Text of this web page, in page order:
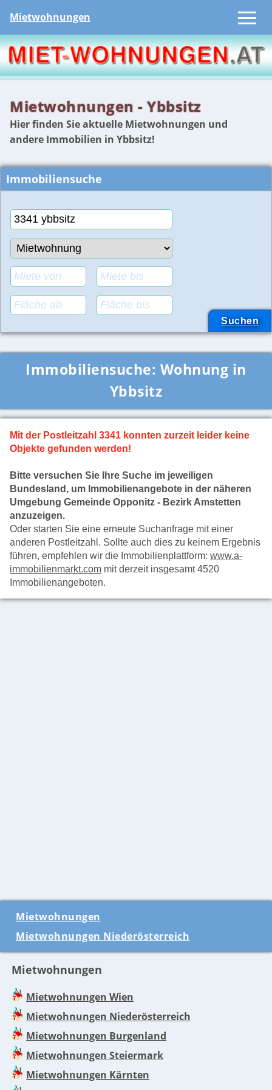
Mietwohnungen
Mietwohnungen - Ybbsitz
Hier finden Sie aktuelle Mietwohnungen und
andere Immobilien in Ybbsitz!
Immobiliensuche
Immobiliensuche: Wohnung in
Ybbsitz
Mit der Postleitzahl 3341 konnten zurzeit leider keine
Objekte gefunden werden!
Bitte versuchen Sie Ihre Suche im jeweiligen
Bundesland, um Immobilienangebote in der näheren
Umgebung Gemeinde Opponitz - Bezirk Amstetten
anzuzeigen.
Oder starten Sie eine erneute Suchanfrage mit einer
anderen Postleitzahl. Sollte auch dies zu keinem Ergebnis
führen, empfehlen wir die Immobilienplattform:www.a-
immobilienmarkt.com mit derzeit insgesamt 4520
Immobilienangeboten.
Mietwohnungen
Mietwohnungen Niederösterreich
Mietwohnungen
Mietwohnungen Wien
Mietwohnungen Niederösterreich
Mietwohnungen Burgenland
Mietwohnungen Steiermark
Mietwohnungen Kärnten